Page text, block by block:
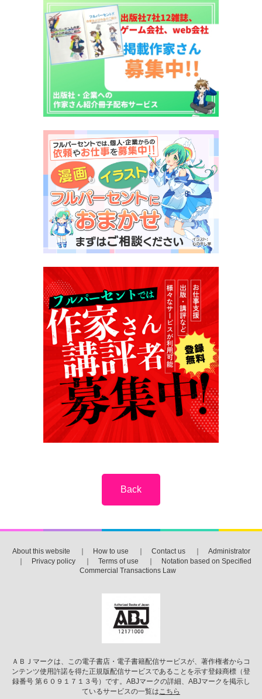
About this website ｜ How to use ｜ Contact us｜ Administrator
｜ Privacy policy ｜ Terms of use ｜ Notation based on Specified
Commercial Transactions Law
ＡＢＪマークは、この電子書店・電子書籍配信サービスが、著作権者からコ
ンテンツ使用許諾を得た正規版配信サービスであることを示す登録商標（登
録番号 第６０９１７１３号）です。ABJマークの詳細、ABJマークを掲示し
ているサービスの一覧は こちら